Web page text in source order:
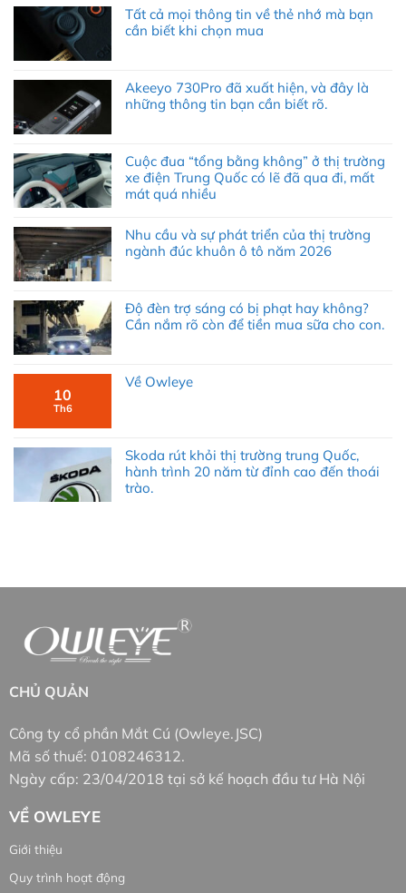
Tất cả mọi thông tin về thẻ nhớ mà bạn
cần biết khi chọn mua
Akeeyo 730Pro đã xuất hiện, và đây là
những thông tin bạn cần biết rõ.
Cuộc đua “tổng bằng không” ở thị trường
xe điện Trung Quốc có lẽ đã qua đi, mất
mát quá nhiều
Nhu cầu và sự phát triển của thị trường
ngành đúc khuôn ô tô năm 2026
Độ đèn trợ sáng có bị phạt hay không?
Cần nắm rõ còn để tiền mua sữa cho con.
10
Th6
Về Owleye
Skoda rút khỏi thị trường trung Quốc,
hành trình 20 năm từ đỉnh cao đến thoái
trào.
CHỦ QUẢN
Công ty cổ phần Mắt Cú (Owleye.JSC)
Mã số thuế: 0108246312.
Ngày cấp: 23/04/2018 tại sở kế hoạch đầu tư Hà Nội
VỀ OWLEYE
Giới thiệu
Quy trình hoạt động